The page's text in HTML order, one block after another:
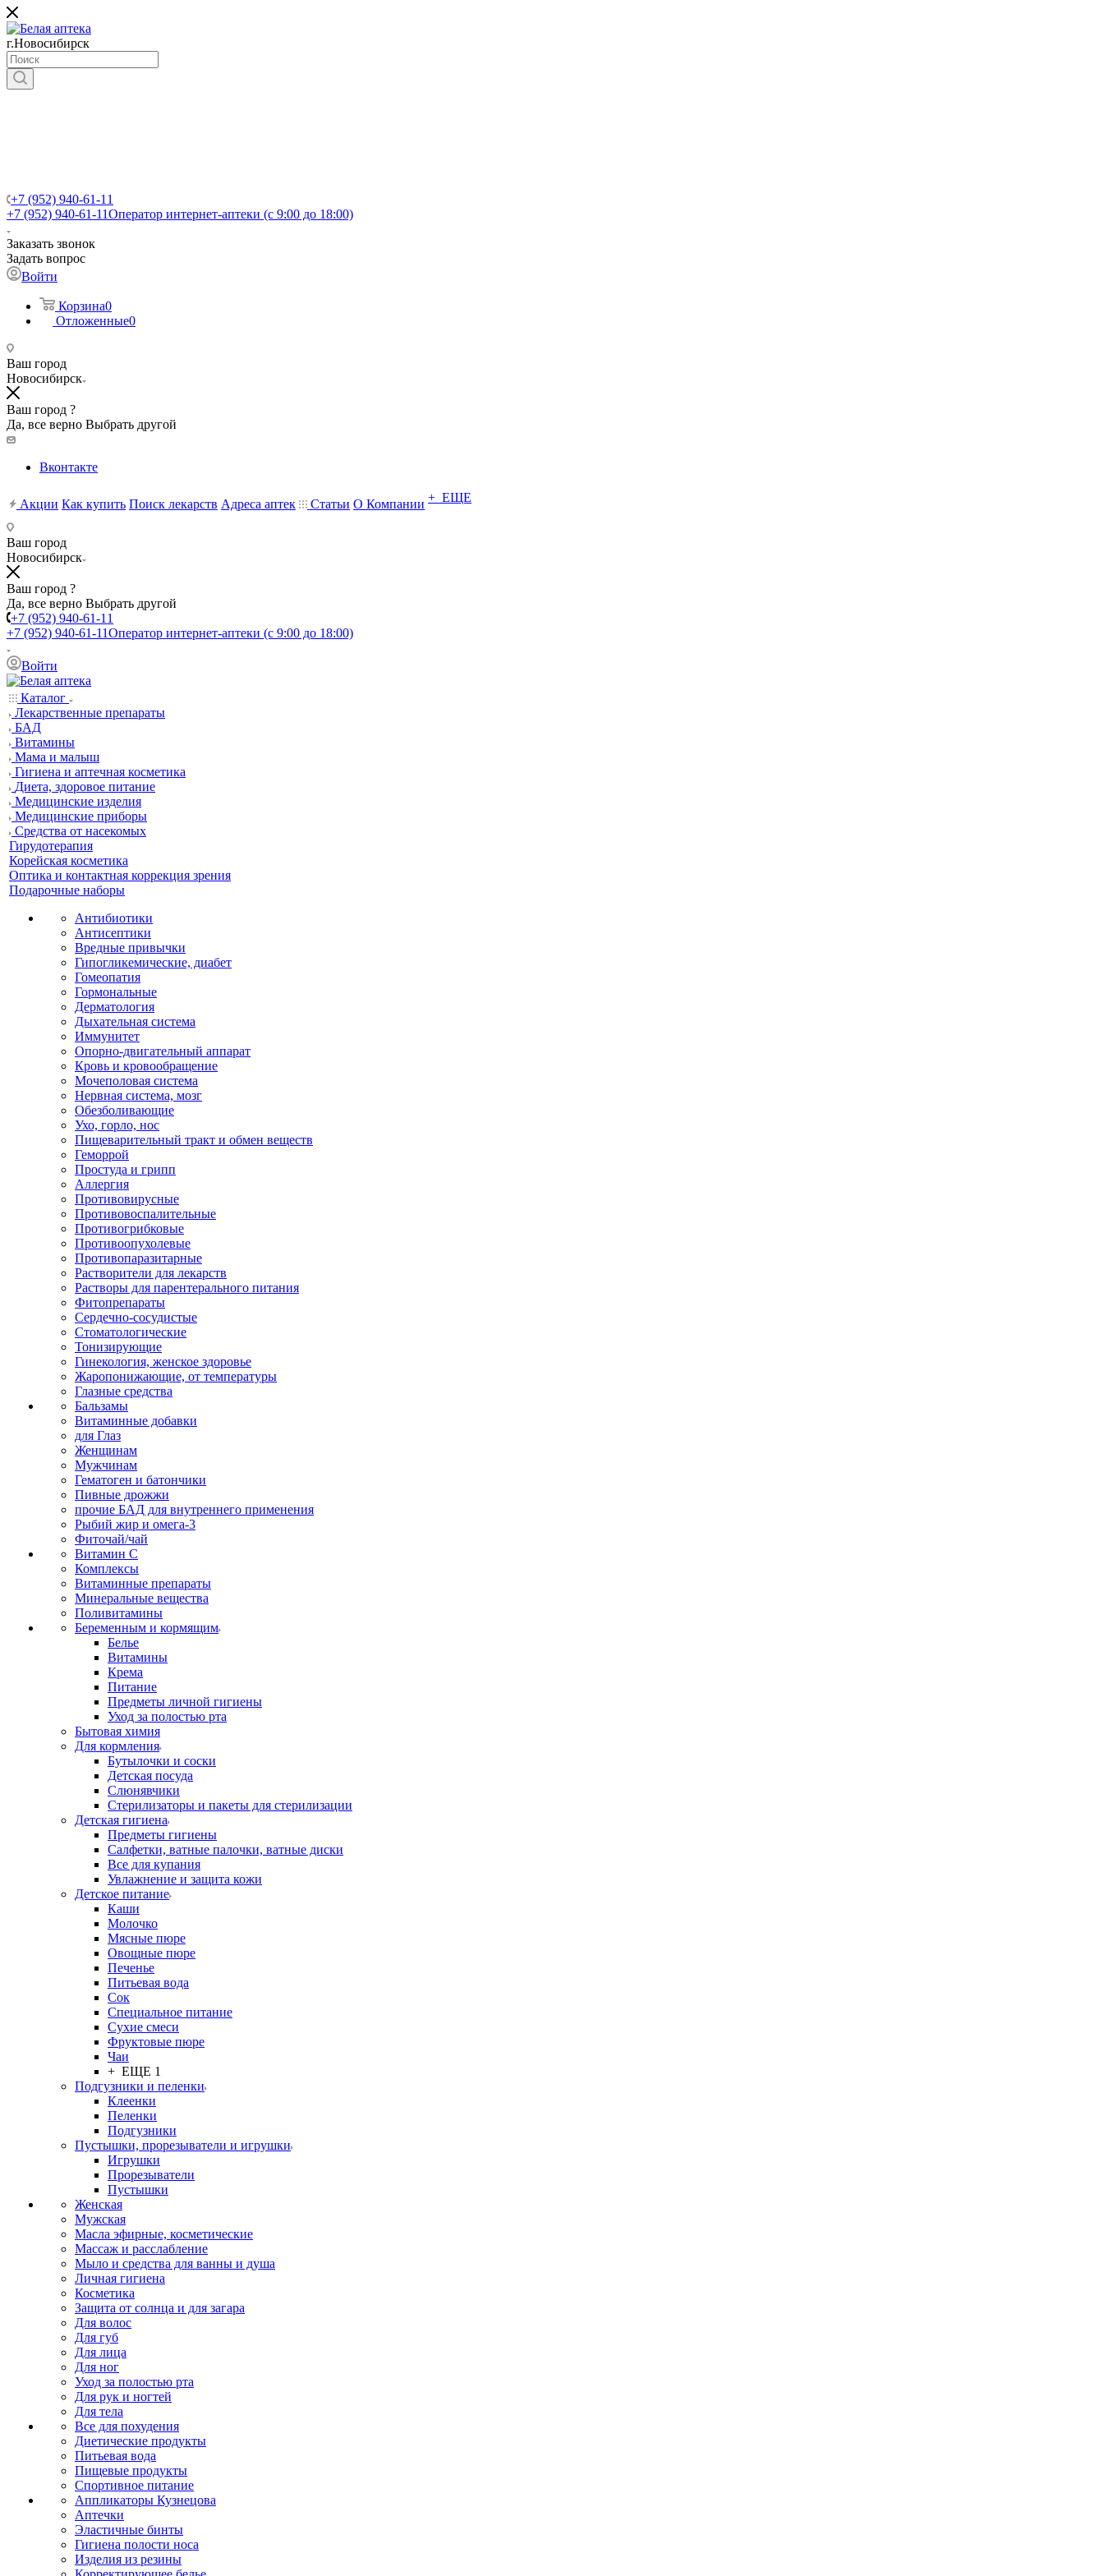
г.Новосибирск
+7 (952) 940-61-11
+7 (952) 940-61-11Оператор интернет-аптеки (с 9:00 до 18:00)
Заказать звонок
Задать вопрос
Войти
Корзина0
Отложенные0
Ваш город
Новосибирск
Ваш город ?
Да, все верно Выбрать другой
Вконтакте
Акции Как купить Поиск лекарств Адреса аптек Статьи О Компании + ЕЩЕ
Ваш город
Новосибирск
Ваш город ?
Да, все верно Выбрать другой
+7 (952) 940-61-11
+7 (952) 940-61-11Оператор интернет-аптеки (с 9:00 до 18:00)
Войти
Каталог
Лекарственные препараты
БАД
Витамины
Мама и малыш
Гигиена и аптечная косметика
Диета, здоровое питание
Медицинские изделия
Медицинские приборы
Средства от насекомых
Гирудотерапия
Корейская косметика
Оптика и контактная коррекция зрения
Подарочные наборы
Антибиотики
Антисептики
Вредные привычки
Гипогликемические, диабет
Гомеопатия
Гормональные
Дерматология
Дыхательная система
Иммунитет
Опорно-двигательный аппарат
Кровь и кровообращение
Мочеполовая система
Нервная система, мозг
Обезболивающие
Ухо, горло, нос
Пищеварительный тракт и обмен веществ
Геморрой
Простуда и грипп
Аллергия
Противовирусные
Противовоспалительные
Противогрибковые
Противоопухолевые
Противопаразитарные
Растворители для лекарств
Растворы для парентерального питания
Фитопрепараты
Сердечно-сосудистые
Стоматологические
Тонизирующие
Гинекология, женское здоровье
Жаропонижающие, от температуры
Глазные средства
Бальзамы
Витаминные добавки
для Глаз
Женщинам
Мужчинам
Гематоген и батончики
Пивные дрожжи
прочие БАД для внутреннего применения
Рыбий жир и омега-3
Фиточай/чай
Витамин С
Комплексы
Витаминные препараты
Минеральные вещества
Поливитамины
Беременным и кормящим
Белье
Витамины
Крема
Питание
Предметы личной гигиены
Уход за полостью рта
Бытовая химия
Для кормления
Бутылочки и соски
Детская посуда
Слюнявчики
Стерилизаторы и пакеты для стерилизации
Детская гигиена
Предметы гигиены
Салфетки, ватные палочки, ватные диски
Все для купания
Увлажнение и защита кожи
Детское питание
Каши
Молочко
Мясные пюре
Овощные пюре
Печенье
Питьевая вода
Сок
Специальное питание
Сухие смеси
Фруктовые пюре
Чаи
+ ЕЩЕ 1
Подгузники и пеленки
Клеенки
Пеленки
Подгузники
Пустышки, прорезыватели и игрушки
Игрушки
Прорезыватели
Пустышки
Женская
Мужская
Масла эфирные, косметические
Массаж и расслабление
Мыло и средства для ванны и душа
Личная гигиена
Косметика
Защита от солнца и для загара
Для волос
Для губ
Для лица
Для ног
Уход за полостью рта
Для рук и ногтей
Для тела
Все для похудения
Диетические продукты
Питьевая вода
Пищевые продукты
Спортивное питание
Аппликаторы Кузнецова
Аптечки
Эластичные бинты
Гигиена полости носа
Изделия из резины